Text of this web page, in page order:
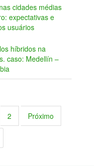
cidades médias
expectativas e
usuários
híbridos na
caso: Medellín –
2 Próximo